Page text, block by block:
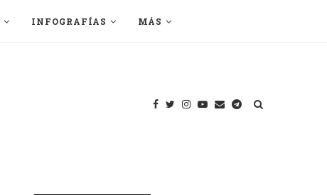
INFOGRAFÍAS MÁS